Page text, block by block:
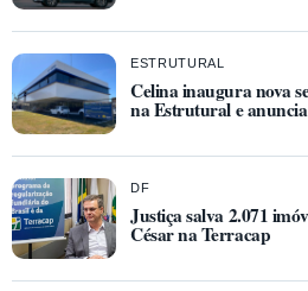
ESTRUTURAL
Celina inaugura nova
na Estrutural e
DF
Justiça salva 2.071
César na Terracap